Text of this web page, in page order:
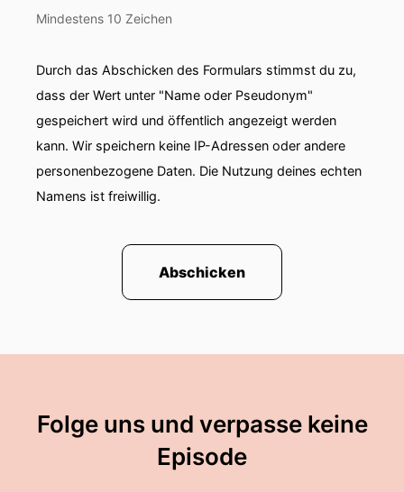
Mindestens 10 Zeichen
Durch das Abschicken des Formulars stimmst du zu,
dass der Wert unter "Name oder Pseudonym"
gespeichert wird und öffentlich angezeigt werden
kann. Wir speichern keine IP-Adressen oder andere
personenbezogene Daten. Die Nutzung deines echten
Namens ist freiwillig.
Abschicken
Folge uns und verpasse keine
Episode